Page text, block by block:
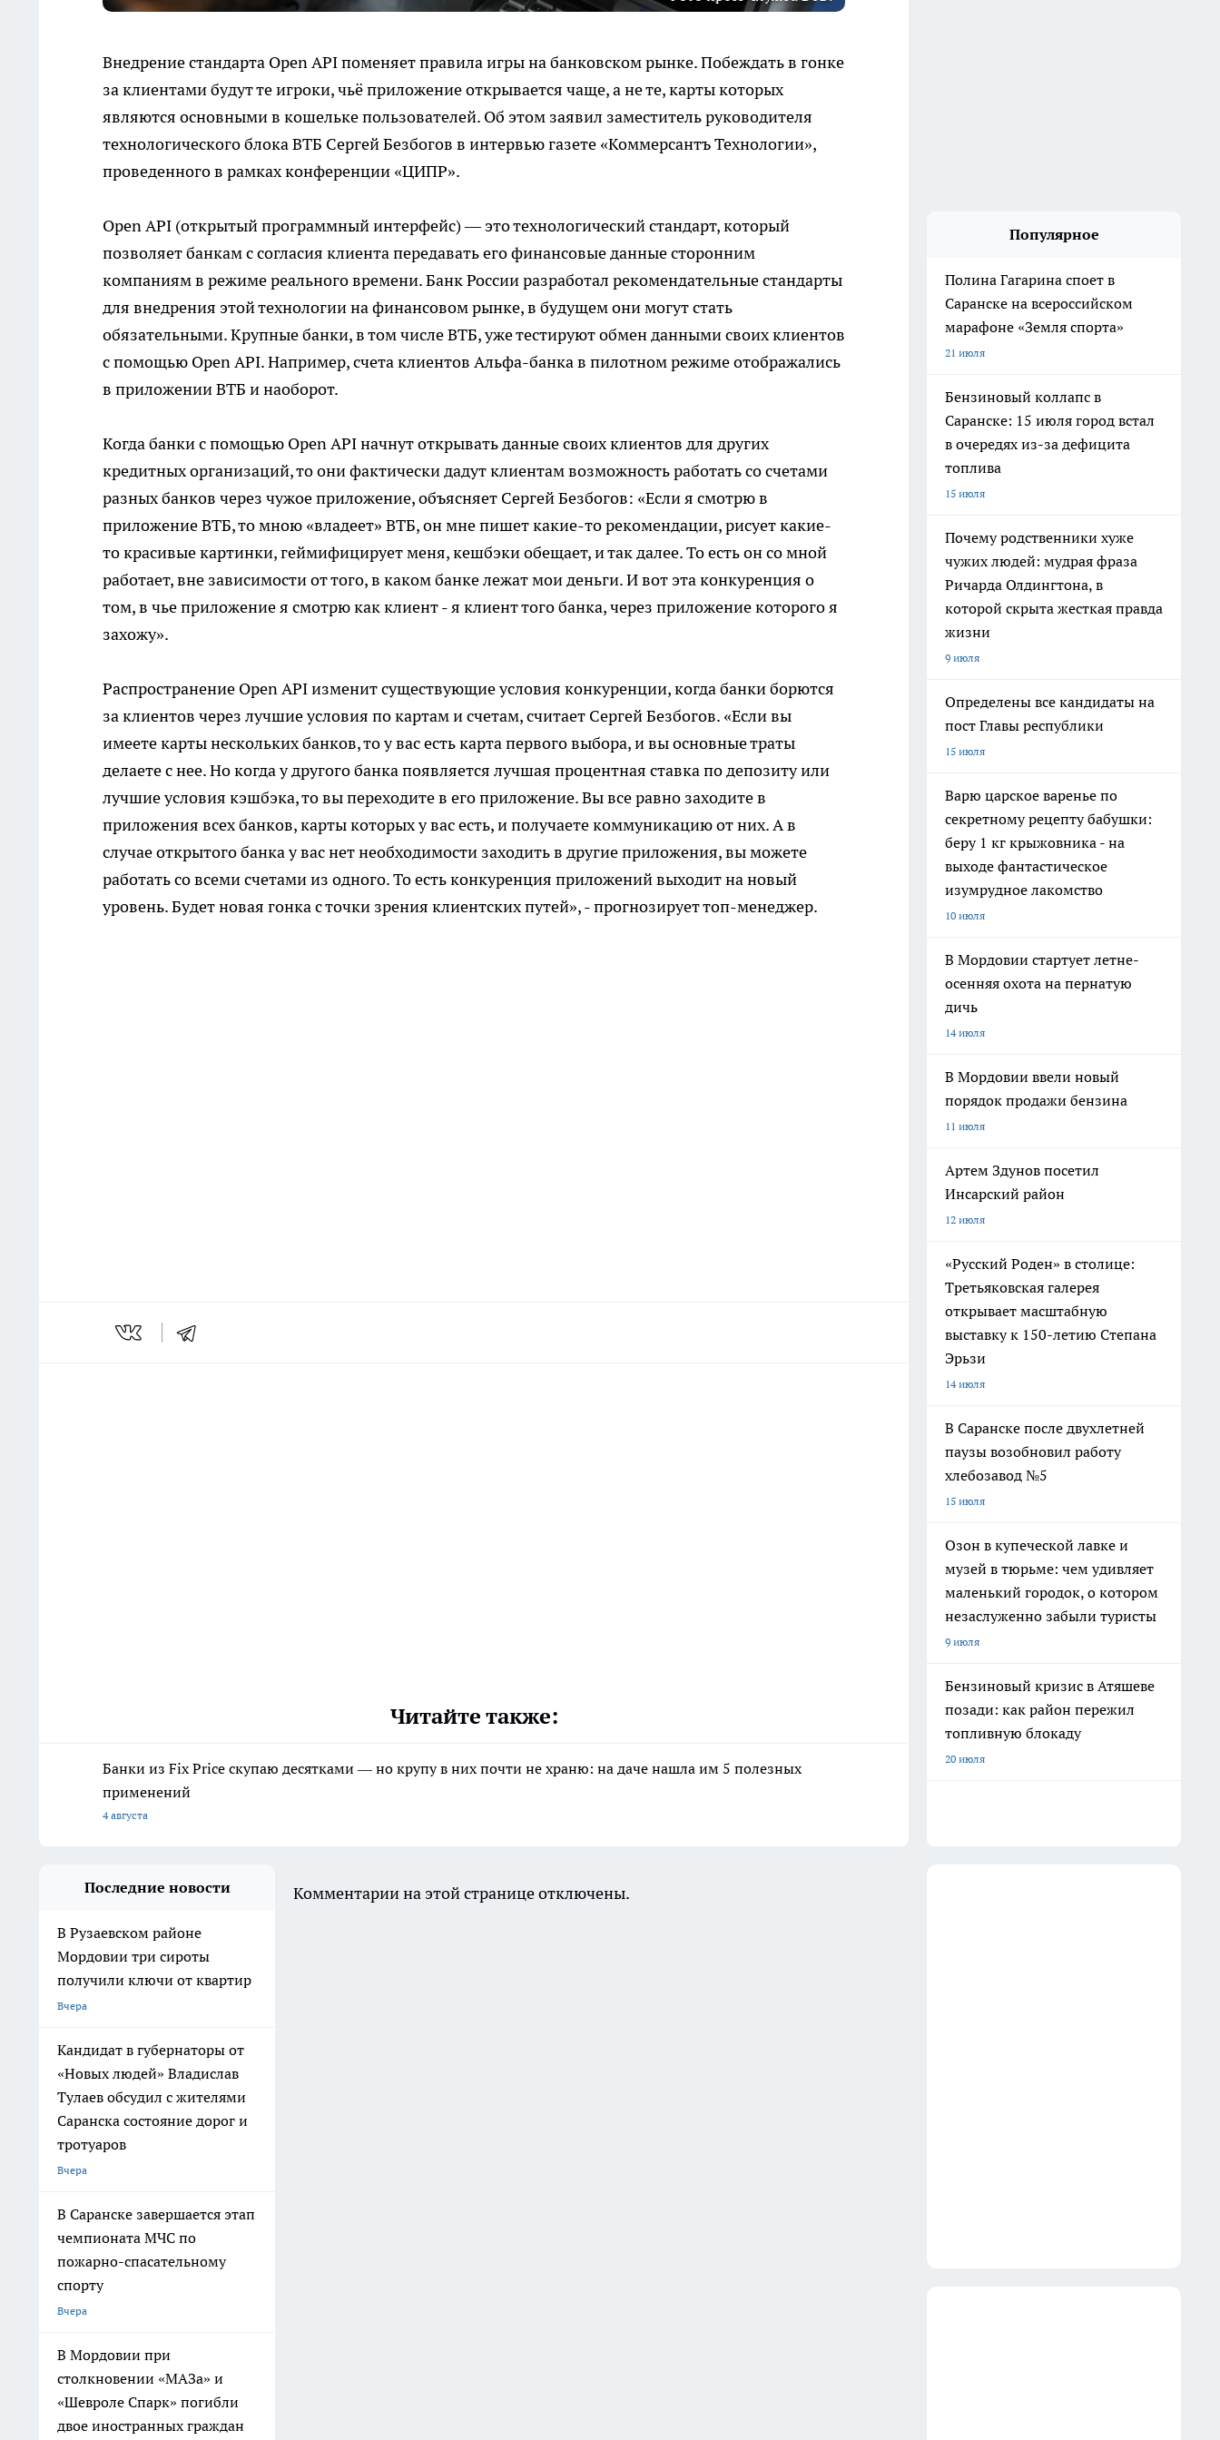
Внедрение стандарта Open API поменяет правила игры на банковском рынке. Побеждать в гонке
за клиентами будут те игроки, чьё приложение открывается чаще, а не те, карты которых
являются основными в кошельке пользователей. Об этом заявил заместитель руководителя
технологического блока ВТБ Сергей Безбогов в интервью газете «Коммерсантъ Технологии»,
проведенного в рамках конференции «ЦИПР».
Open API (открытый программный интерфейс) — это технологический стандарт, который
позволяет банкам с согласия клиента передавать его финансовые данные сторонним
компаниям в режиме реального времени. Банк России разработал рекомендательные стандарты
для внедрения этой технологии на финансовом рынке, в будущем они могут стать
обязательными. Крупные банки, в том числе ВТБ, уже тестируют обмен данными своих клиентов
с помощью Open API. Например, счета клиентов Альфа-банка в пилотном режиме отображались
в приложении ВТБ и наоборот.
Когда банки с помощью Open API начнут открывать данные своих клиентов для других
кредитных организаций, то они фактически дадут клиентам возможность работать со счетами
разных банков через чужое приложение, объясняет Сергей Безбогов: «Если я смотрю в
приложение ВТБ, то мною «владеет» ВТБ, он мне пишет какие-то рекомендации, рисует какие-
то красивые картинки, геймифицирует меня, кешбэки обещает, и так далее. То есть он со мной
работает, вне зависимости от того, в каком банке лежат мои деньги. И вот эта конкуренция о
том, в чье приложение я смотрю как клиент - я клиент того банка, через приложение которого я
захожу».
Распространение Open API изменит существующие условия конкуренции, когда банки борются
за клиентов через лучшие условия по картам и счетам, считает Сергей Безбогов. «Если вы
имеете карты нескольких банков, то у вас есть карта первого выбора, и вы основные траты
делаете с нее. Но когда у другого банка появляется лучшая процентная ставка по депозиту или
лучшие условия кэшбэка, то вы переходите в его приложение. Вы все равно заходите в
приложения всех банков, карты которых у вас есть, и получаете коммуникацию от них. А в
случае открытого банка у вас нет необходимости заходить в другие приложения, вы можете
работать со всеми счетами из одного. То есть конкуренция приложений выходит на новый
уровень. Будет новая гонка с точки зрения клиентских путей», - прогнозирует топ-менеджер.
Читайте также:
Банки из Fix Price скупаю десятками — но крупу в них почти не храню: на даче нашла им 5 полезных
применений
4 августа
Популярное
Полина Гагарина споет в
Саранске на всероссийском
марафоне «Земля спорта»
21 июля
Бензиновый коллапс в
Саранске: 15 июля город встал
в очередях из-за дефицита
топлива
15 июля
Почему родственники хуже
чужих людей: мудрая фраза
Ричарда Олдингтона, в
которой скрыта жесткая правда
жизни
9 июля
Определены все кандидаты на
пост Главы республики
15 июля
Варю царское варенье по
секретному рецепту бабушки:
беру 1 кг крыжовника - на
выходе фантастическое
изумрудное лакомство
10 июля
В Мордовии стартует летне-
осенняя охота на пернатую
дичь
14 июля
В Мордовии ввели новый
порядок продажи бензина
11 июля
Артем Здунов посетил
Инсарский район
12 июля
«Русский Роден» в столице:
Третьяковская галерея
открывает масштабную
выставку к 150-летию Степана
Эрьзи
14 июля
В Саранске после двухлетней
паузы возобновил работу
хлебозавод №5
15 июля
Озон в купеческой лавке и
музей в тюрьме: чем удивляет
маленький городок, о котором
незаслуженно забыли туристы
9 июля
Бензиновый кризис в Атяшеве
позади: как район пережил
топливную блокаду
20 июля
Последние новости
В Рузаевском районе
Мордовии три сироты
получили ключи от квартир
Вчера
Кандидат в губернаторы от
«Новых людей» Владислав
Тулаев обсудил с жителями
Саранска состояние дорог и
тротуаров
Вчера
В Саранске завершается этап
чемпионата МЧС по
пожарно-спасательному
спорту
Вчера
В Мордовии при
столкновении «МАЗа» и
«Шевроле Спарк» погибли
двое иностранных граждан
Комментарии на этой странице отключены.